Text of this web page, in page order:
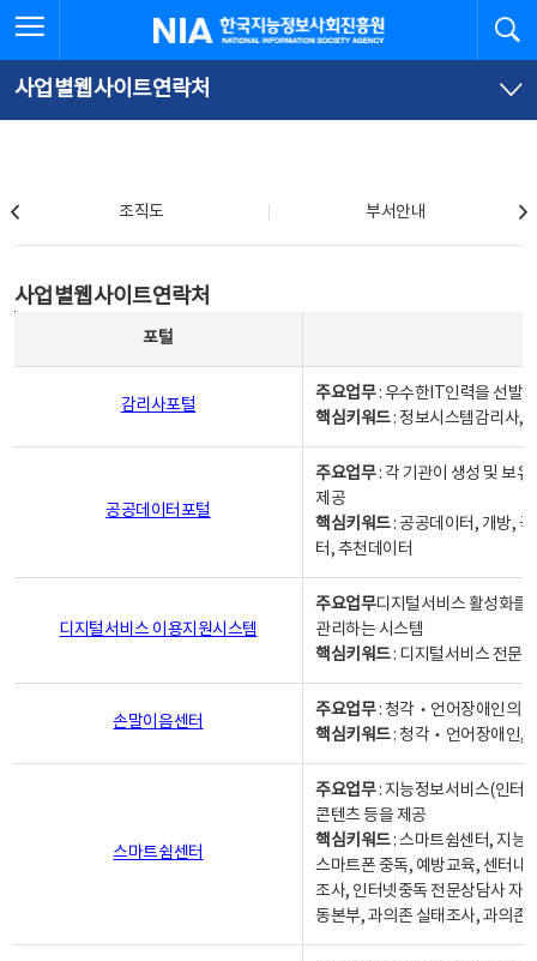
문
로
가
체
뉴
바
가
한국지능정보사회진흥원
사업별웹사이트연락처
조직도 부서안내
사업별웹사이트연락처
포털
감리사포털
주요업무: 우수한IT인력을 선발
핵심키워드: 정보시스템감리사,
공공데이터포털
주요업무: 각 기관이 생성 및 보
제공
핵심키워드: 공공데이터, 개방,
터, 추천데이터
디지털서비스 이용지원시스템
주요업무디지털서비스 활성화를
관리하는 시스템
핵심키워드: 디지털서비스 전문
손말이음센터
주요업무: 청각‧언어장애인의
핵심키워드: 청각‧언어장애인,
스마트쉼센터
주요업무: 지능정보서비스(인터
콘텐츠 등을 제공
핵심키워드: 스마트쉼센터, 지능
스마트폰 중독, 예방교육, 센터내
조사, 인터넷중독 전문상담사 자
동본부, 과의존 실태조사, 과의존